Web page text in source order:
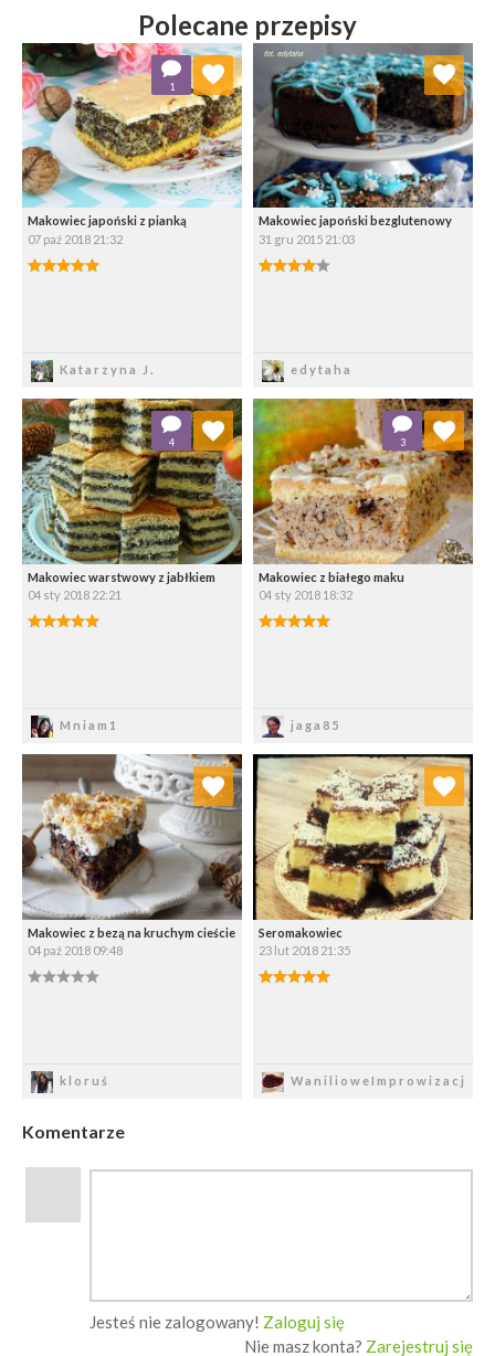
Polecane przepisy
Makowiec japoński z pianką
07 paź 2018 21:32
Katarzyna J.
1
Dodaj do ulubionych
Wybierz listę:
Makowiec japoński bezglutenowy
31 gru 2015 21:03
edytaha
Dodaj do ulubionych
Wybierz listę:
Makowiec warstwowy z jabłkiem
04 sty 2018 22:21
Mniam1
4
Dodaj do ulubionych
Wybierz listę:
Makowiec z białego maku
04 sty 2018 18:32
jaga85
3
Dodaj do ulubionych
Wybierz listę:
Makowiec z bezą na kruchym cieście
04 paź 2018 09:48
kloruś
Dodaj do ulubionych
Wybierz listę:
Seromakowiec
23 lut 2018 21:35
WanilioweImprowizacj
Dodaj do ulubionych
Wybierz listę:
Komentarze
Jesteś nie zalogowany! Zaloguj się
Nie masz konta? Zarejestruj się